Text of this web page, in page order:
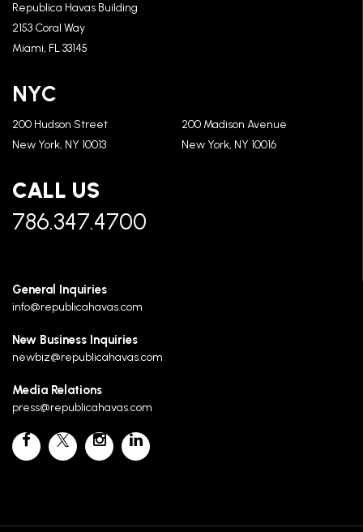
Republica Havas Building
2153 Coral Way
Miami, FL 33145
NYC
200 Hudson Street
New York, NY 10013
200 Madison Avenue
New York, NY 10016
CALL US
786.347.4700
General Inquiries
info@republicahavas.com
New Business Inquiries
newbiz@republicahavas.com
Media Relations
press@republicahavas.com